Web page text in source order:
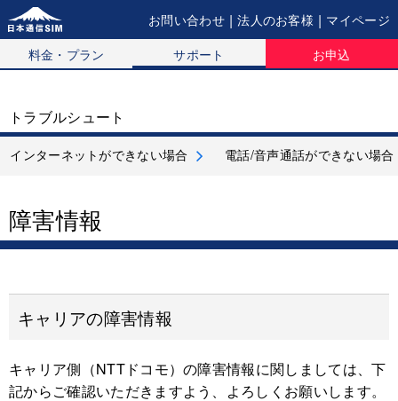
お問い合わせ | 法人のお客様 | マイページ
料金・プラン
サポート お申込
トラブルシュート
インターネットができない場合 電話/音声通話ができない場合
障害情報
キャリアの障害情報
キャリア側（NTTドコモ）の障害情報に関しましては、下
記からご確認いただきますよう、よろしくお願いします。